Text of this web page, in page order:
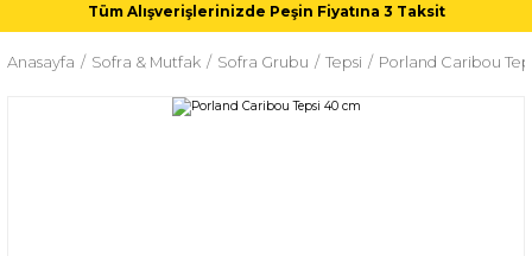
Tüm Alışverişlerinizde Peşin Fiyatına 3 Taksit
Anasayfa Sofra & Mutfak Sofra Grubu Tepsi Porland Caribou